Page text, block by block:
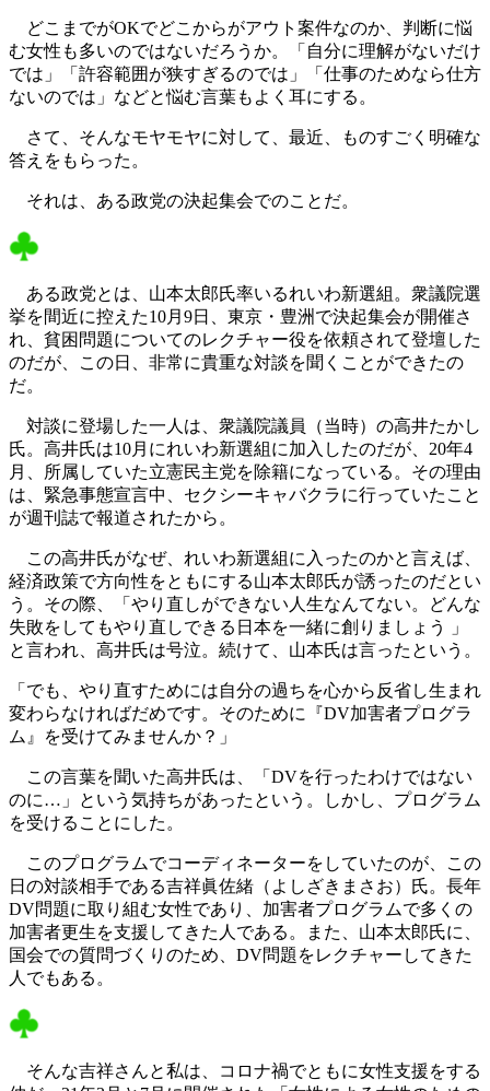
どこまでがOKでどこからがアウト案件なのか、判断に悩
む女性も多いのではないだろうか。「自分に理解がないだけ
では」「許容範囲が狭すぎるのでは」「仕事のためなら仕方
ないのでは」などと悩む言葉もよく耳にする。
さて、そんなモヤモヤに対して、最近、ものすごく明確な
答えをもらった。
それは、ある政党の決起集会でのことだ。
ある政党とは、山本太郎氏率いるれいわ新選組。衆議院選
挙を間近に控えた10月9日、東京・豊洲で決起集会が開催さ
れ、貧困問題についてのレクチャー役を依頼されて登壇した
のだが、この日、非常に貴重な対談を聞くことができたの
だ。
対談に登場した一人は、衆議院議員（当時）の高井たかし
氏。高井氏は10月にれいわ新選組に加入したのだが、20年4
月、所属していた立憲民主党を除籍になっている。その理由
は、緊急事態宣言中、セクシーキャバクラに行っていたこと
が週刊誌で報道されたから。
この高井氏がなぜ、れいわ新選組に入ったのかと言えば、
経済政策で方向性をともにする山本太郎氏が誘ったのだとい
う。その際、「やり直しができない人生なんてない。どんな
失敗をしてもやり直しできる日本を一緒に創りましょう 」
と言われ、高井氏は号泣。続けて、山本氏は言ったという。
「でも、やり直すためには自分の過ちを心から反省し生まれ
変わらなければだめです。そのために『DV加害者プログラ
ム』を受けてみませんか？」
この言葉を聞いた高井氏は、「DVを行ったわけではない
のに…」という気持ちがあったという。しかし、プログラム
を受けることにした。
このプログラムでコーディネーターをしていたのが、この
日の対談相手である吉祥眞佐緒（よしざきまさお）氏。長年
DV問題に取り組む女性であり、加害者プログラムで多くの
加害者更生を支援してきた人である。また、山本太郎氏に、
国会での質問づくりのため、DV問題をレクチャーしてきた
人でもある。
そんな吉祥さんと私は、コロナ禍でともに女性支援をする